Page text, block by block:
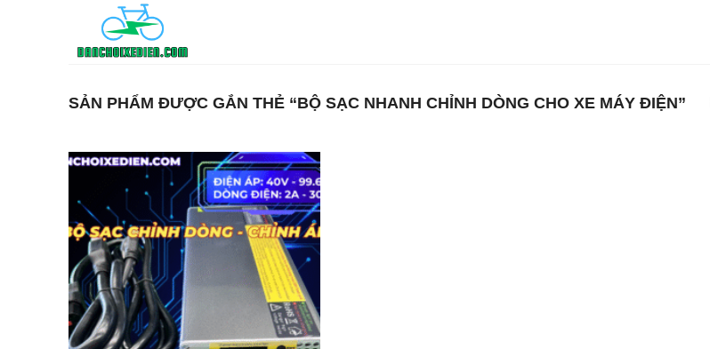
SẢN PHẨM ĐƯỢC GẮN THẺ “BỘ SẠC NHANH CHỈNH DÒNG CHO XE MÁY ĐIỆN”